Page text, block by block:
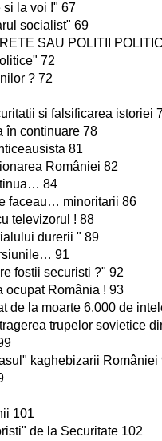
si la voi !" 67
socialist" 69
SAU POLITII
72
? 72
si falsificarea istoriei
în continuare 78
81
României 82
84
faceau… minoritarii 86
televizorul ! 88
durerii " 89
91
fostii securisti ?" 92
ocupat România ! 93
de la moarte 6.000 de
trupelor sovietice
kaghebizarii României
101
de la Securitate 102